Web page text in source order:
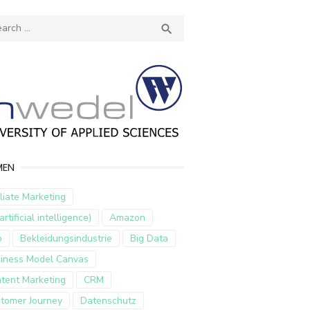

Marketing
intelligence)
Amazon
Bekleidungsindustrie
Big Data
Model Canvas
Marketing
CRM
Journey
Datenschutz